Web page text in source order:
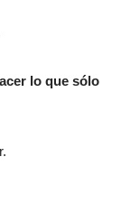
lo que sólo